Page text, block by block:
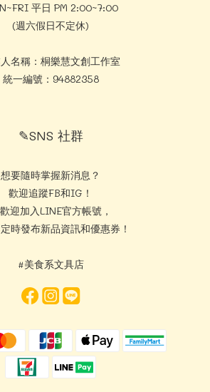
平日 PM 2:00~7:00
(週六假日不定休)
名稱：桐樂慧文創工作室
統一編號：94882358
✎SNS 社群
想要隨時掌握新消息？
歡迎追蹤FB和IG！
迎加入LINE官方帳號，
時發布新品資訊和優惠券！
#美食系文具店